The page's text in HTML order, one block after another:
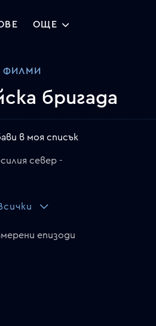
ОЩЕ
ФИЛМИ
бригада
в моя списък
север -
епизоди